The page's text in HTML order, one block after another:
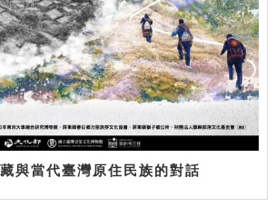
與當代臺灣原住民族的對話